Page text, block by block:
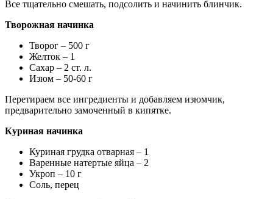
Все тщательно смешать, подсолить и начинить блинчик.
Творожная начинка
Творог – 500 г
Желток – 1
Сахар – 2 ст. л.
Изюм – 50-60 г
Перетираем все ингредиенты и добавляем изюмчик,
предварительно замоченный в кипятке.
Куриная начинка
Куриная грудка отварная – 1
Варенные натертые яйца – 2
Укроп – 10 г
Соль, перец